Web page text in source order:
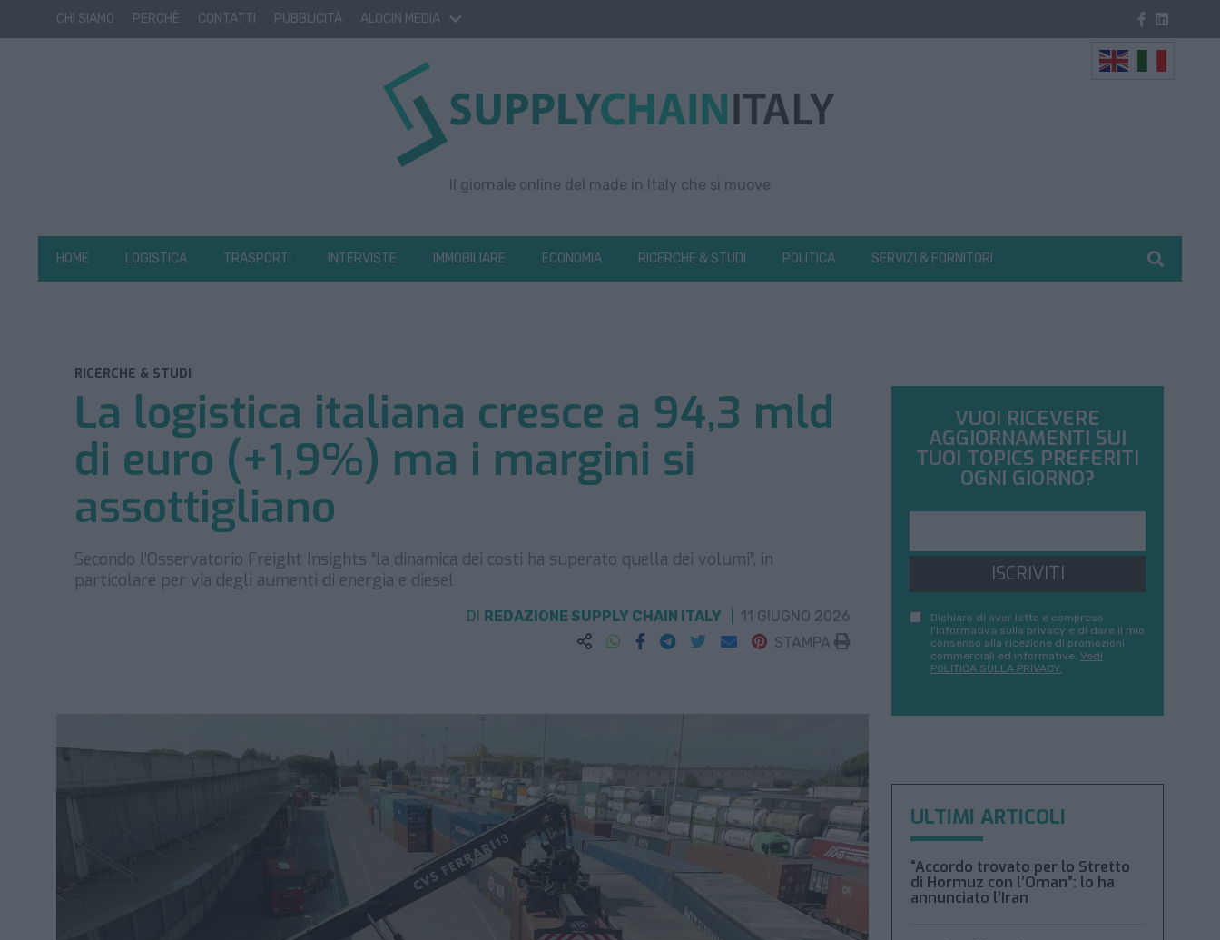
CHI SIAMO PERCHÈ CONTATTI PUBBLICITÀ ALOCIN MEDIA
Il giornale online del made in Italy che si muove
HOME LOGISTICA TRASPORTI INTERVISTE IMMOBILIARE ECONOMIA RICERCHE & STUDI POLITICA SERVIZI & FORNITORI
RICERCHE & STUDI
La logistica italiana cresce a 94,3 mld
di euro (+1,9%) ma i margini si
assottigliano
Secondo l’Osservatorio Freight Insights “la dinamica dei costi ha superato quella dei volumi”, in
particolare per via degli aumenti di energia e diesel
DI REDAZIONE SUPPLY CHAIN ITALY
11 GIUGNO 2026
STAMPA
VUOI RICEVERE
AGGIORNAMENTI SUI
TUOI TOPICS PREFERITI
OGNI GIORNO?
ISCRIVITI
Dichiaro di aver letto e compreso
l'informativa sulla privacy e di dare il mio
consenso alla ricezione di promozioni
commerciali ed informative. Vedi
POLITICA SULLA PRIVACY.
ULTIMI ARTICOLI
“Accordo trovato per lo Stretto
di Hormuz con l’Oman”: lo ha
annunciato l’Iran